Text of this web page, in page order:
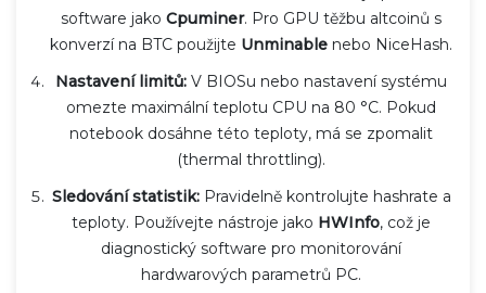
software jako Cpuminer. Pro GPU těžbu altcoinů s
konverzí na BTC použijte Unminable nebo NiceHash.
Nastavení limitů: V BIOSu nebo nastavení systému
omezte maximální teplotu CPU na 80 °C. Pokud
notebook dosáhne této teploty, má se zpomalit
(thermal throttling).
Sledování statistik:Pravidelně kontrolujte hashrate a
teploty. Používejte nástroje jako HWInfo, což je
diagnostický software pro monitorování
hardwarových parametrů PC.